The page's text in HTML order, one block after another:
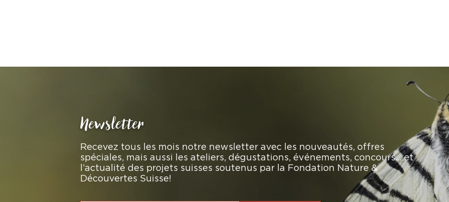
Newsletter
Recevez tous les mois notre newsletter avec les nouveautés, offres
spéciales, mais aussi les ateliers, dégustations, événements, concours… et
l’actualité des projets suisses soutenus par la Fondation Nature &
Découvertes Suisse!